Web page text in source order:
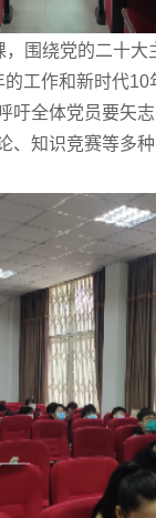
围绕党的二十
工作和新时代
全体党员要矢
知识竞赛等多